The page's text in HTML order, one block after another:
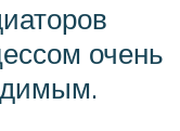
очень